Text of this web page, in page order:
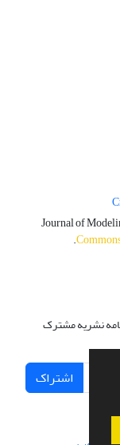
Journal of
.
نشریه مشترک
اشتراک